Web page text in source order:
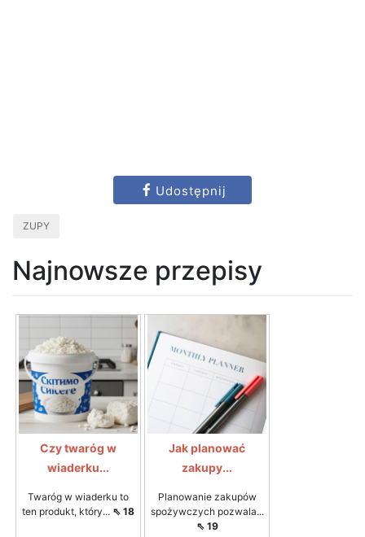
Udostępnij
ZUPY
Najnowsze przepisy
Czy twaróg w
wiaderku...
Twaróg w wiaderku to
ten produkt, który... ⇖ 18
Jak planować
zakupy...
Planowanie zakupów
spożywczych pozwala...
⇖ 19